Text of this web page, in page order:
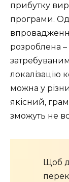
прибутку
програми.
розроблена
локалізацію
можна у
якісний,
зможуть не
Щоб